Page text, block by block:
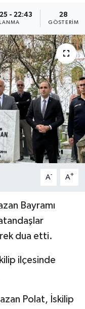
- 22:43 28
GÖSTERIM
A- A+
Bayramı
dua etti.
ilçesinde
Polat, İskilip